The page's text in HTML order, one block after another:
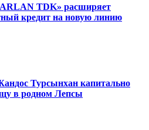
TDK» расширяет
кредит на новую линию
Турсынхан капитально
в родном Лепсы